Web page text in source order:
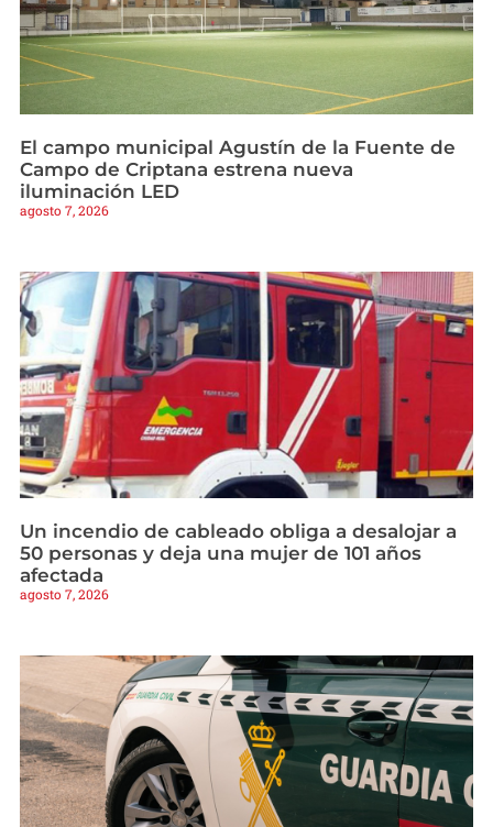
El campo municipal Agustín de la Fuente de
Campo de Criptana estrena nueva
iluminación LED
agosto 7, 2026
Un incendio de cableado obliga a desalojar a
50 personas y deja una mujer de 101 años
afectada
agosto 7, 2026